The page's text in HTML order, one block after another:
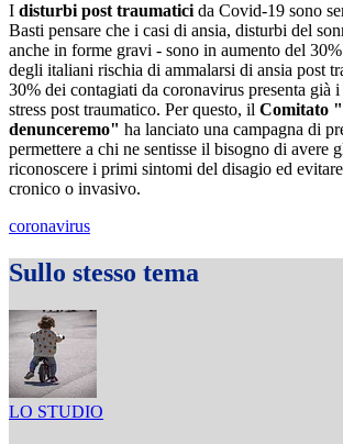
I disturbi post traumatici da Covid-19 sono
Basti pensare che i casi di ansia, disturbi del
anche in forme gravi - sono in aumento del
degli italiani rischia di ammalarsi di ansia post
30% dei contagiati da coronavirus presenta già
stress post traumatico. Per questo, il Comitato
denunceremo" ha lanciato una campagna di
permettere a chi ne sentisse il bisogno di avere
riconoscere i primi sintomi del disagio ed
cronico o invasivo.
coronavirus
Sullo stesso tema
LO STUDIO